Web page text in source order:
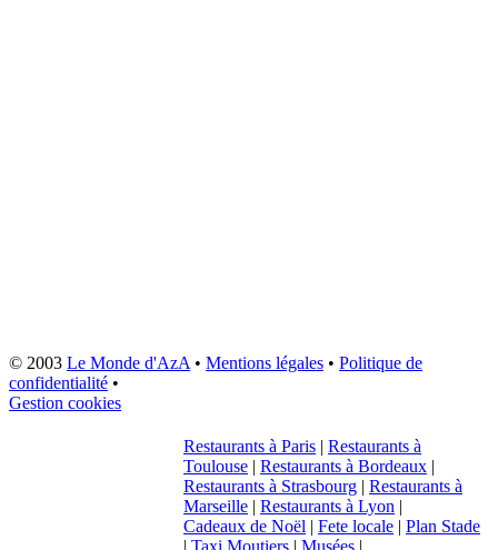
© 2003 Le Monde d'AzA• Mentions légales • Politique de
confidentialité •
Gestion cookies
Restaurants à Paris | Restaurants à
Toulouse | Restaurants à Bordeaux |
Restaurants à Strasbourg | Restaurants à
Marseille | Restaurants à Lyon |
Cadeaux de Noël | Fete locale | Plan Stade